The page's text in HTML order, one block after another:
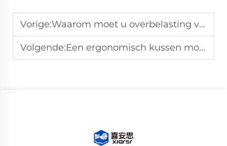
Vorige:Waarom moet u overbelasting van een houten latwerkbedframe vermijden?
Volgende:Een ergonomisch kussen moet bij gebruik aansluiten op de boog van uw nek.